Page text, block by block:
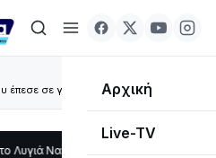
Αρχική
Live-TV
έπεσε σε γκρεμό στη Φωκίδα
12:08